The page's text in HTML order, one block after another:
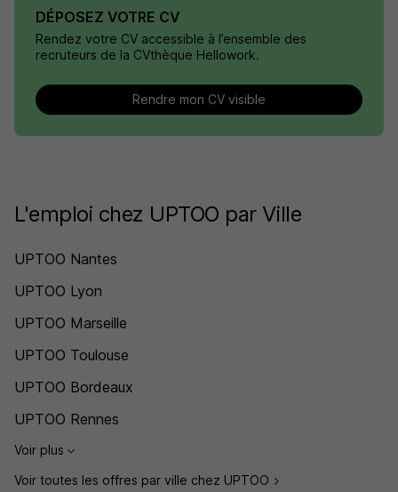
DÉPOSEZ VOTRE CV
Rendez votre CV accessible à l’ensemble des
recruteurs de la CVthèque Hellowork.
Rendre mon CV visible
L'emploi chez UPTOO par Ville
UPTOO Nantes
UPTOO Lyon
UPTOO Marseille
UPTOO Toulouse
UPTOO Bordeaux
UPTOO Rennes
Voir plus
Voir toutes les offres par ville chez UPTOO